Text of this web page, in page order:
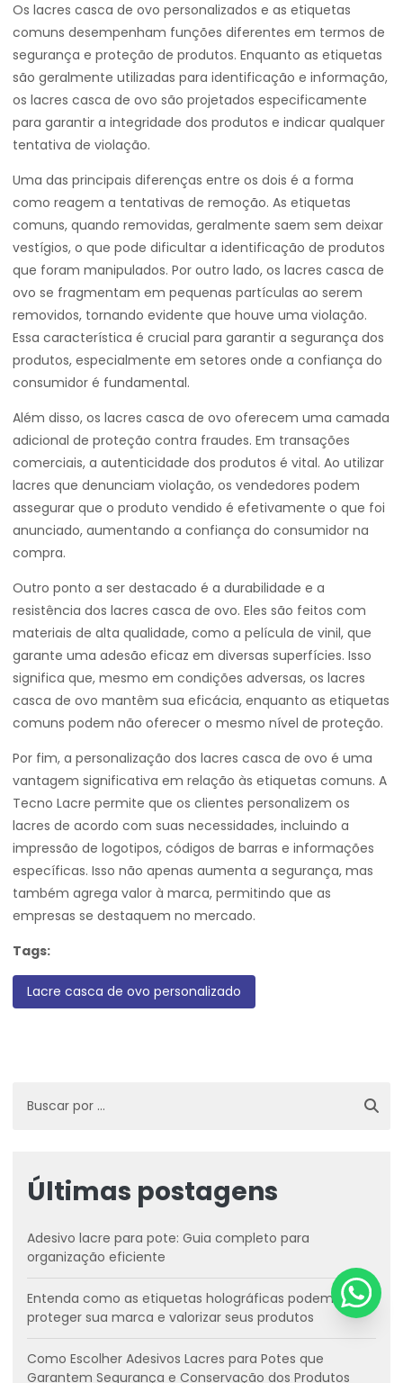
Os lacres casca de ovo personalizados e as etiquetas
comuns desempenham funções diferentes em termos de
segurança e proteção de produtos. Enquanto as etiquetas
são geralmente utilizadas para identificação e informação,
os lacres casca de ovo são projetados especificamente
para garantir a integridade dos produtos e indicar qualquer
tentativa de violação.
Uma das principais diferenças entre os dois é a forma
como reagem a tentativas de remoção. As etiquetas
comuns, quando removidas, geralmente saem sem deixar
vestígios, o que pode dificultar a identificação de produtos
que foram manipulados. Por outro lado, os lacres casca de
ovo se fragmentam em pequenas partículas ao serem
removidos, tornando evidente que houve uma violação.
Essa característica é crucial para garantir a segurança dos
produtos, especialmente em setores onde a confiança do
consumidor é fundamental.
Além disso, os lacres casca de ovo oferecem uma camada
adicional de proteção contra fraudes. Em transações
comerciais, a autenticidade dos produtos é vital. Ao utilizar
lacres que denunciam violação, os vendedores podem
assegurar que o produto vendido é efetivamente o que foi
anunciado, aumentando a confiança do consumidor na
compra.
Outro ponto a ser destacado é a durabilidade e a
resistência dos lacres casca de ovo. Eles são feitos com
materiais de alta qualidade, como a película de vinil, que
garante uma adesão eficaz em diversas superfícies. Isso
significa que, mesmo em condições adversas, os lacres
casca de ovo mantêm sua eficácia, enquanto as etiquetas
comuns podem não oferecer o mesmo nível de proteção.
Por fim, a personalização dos lacres casca de ovo é uma
vantagem significativa em relação às etiquetas comuns. A
Tecno Lacre permite que os clientes personalizem os
lacres de acordo com suas necessidades, incluindo a
impressão de logotipos, códigos de barras e informações
específicas. Isso não apenas aumenta a segurança, mas
também agrega valor à marca, permitindo que as
empresas se destaquem no mercado.
Tags:
Lacre casca de ovo personalizado
Últimas postagens
Adesivo lacre para pote: Guia completo para
organização eficiente
Entenda como as etiquetas holográficas podem
proteger sua marca e valorizar seus produtos
Como Escolher Adesivos Lacres para Potes que
Garantem Segurança e Conservação dos Produtos